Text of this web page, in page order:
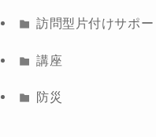
訪問型片付けサポー
講座
防災